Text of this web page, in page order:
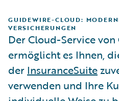
GUIDEWIRE-CLOUD:
VERSICHERUNGEN
Der Cloud-Service
ermöglicht es Ihnen,
der InsuranceSuite
verwenden und Ihre